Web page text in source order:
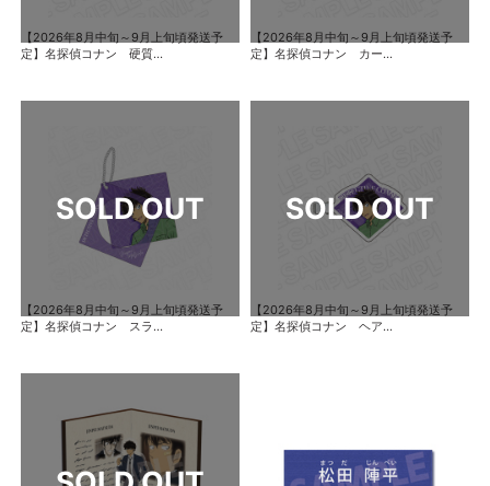
【2026年8月中旬～9月上旬頃発送予
定】名探偵コナン 硬質...
【2026年8月中旬～9月上旬頃発送予
定】名探偵コナン カー...
【2026年8月中旬～9月上旬頃発送予
定】名探偵コナン スラ...
【2026年8月中旬～9月上旬頃発送予
定】名探偵コナン ヘア...